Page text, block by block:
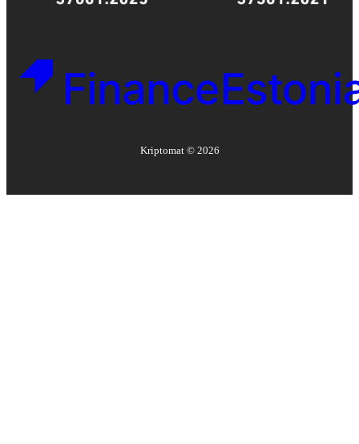
Kriptomat © 2026